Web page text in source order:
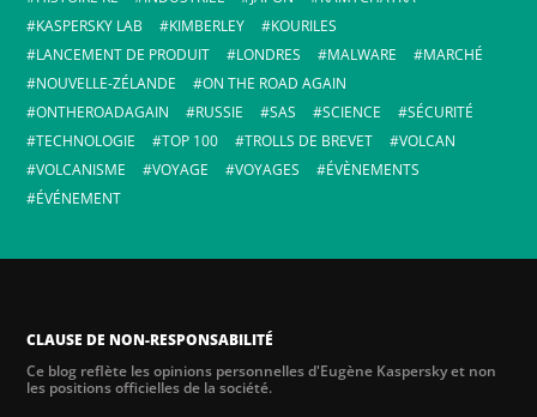
KASPERSKY LAB
KIMBERLEY
KOURILES
LANCEMENT DE PRODUIT
LONDRES MALWARE
MARCHÉ
NOUVELLE-ZÉLANDE
ON THE ROAD AGAIN
ONTHEROADAGAIN
RUSSIE SAS SCIENCE
SÉCURITÉ
TECHNOLOGIE
TOP 100 TROLLS DE BREVET
VOLCAN
VOLCANISME
VOYAGE VOYAGES
ÉVÈNEMENTS
ÉVÉNEMENT
CLAUSE DE NON-RESPONSABILITÉ
Ce blog reflète les opinions personnelles d'Eugène Kaspersky et non
les positions officielles de la société.